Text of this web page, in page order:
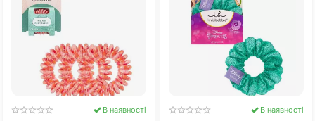
В наявності В наявності